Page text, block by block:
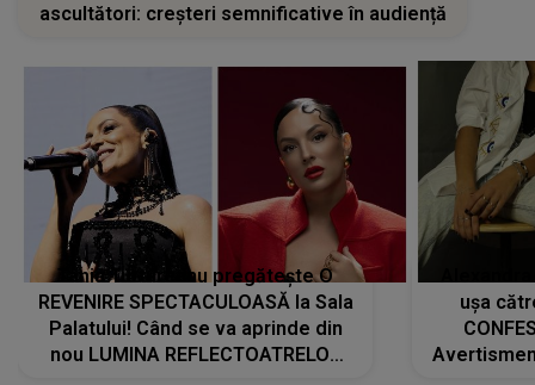
ascultători: creșteri semnificative în audiență
Tania Turtureanu pregătește O
REVENIRE SPECTACULOASĂ la Sala
Palatului! Când se va aprinde din
nou LUMINA REFLECTOATRELOR
ușa